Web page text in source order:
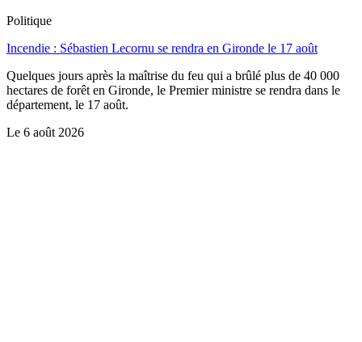
Politique
Incendie : Sébastien Lecornu se rendra en Gironde le 17 août
Quelques jours après la maîtrise du feu qui a brûlé plus de 40 000
hectares de forêt en Gironde, le Premier ministre se rendra dans le
département, le 17 août.
Le 6 août 2026